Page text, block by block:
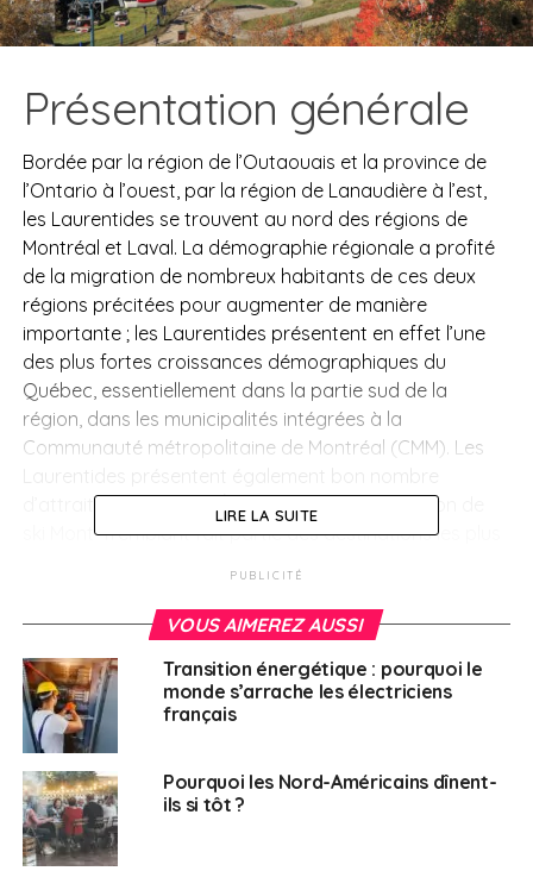
Présentation générale
Bordée par la région de l’Outaouais et la province de
l’Ontario à l’ouest, par la région de Lanaudière à l’est,
les Laurentides se trouvent au nord des régions de
Montréal et Laval. La démographie régionale a profité
de la migration de nombreux habitants de ces deux
régions précitées pour augmenter de manière
importante ; les Laurentides présentent en effet l’une
des plus fortes croissances démographiques du
Québec, essentiellement dans la partie sud de la
région, dans les municipalités intégrées à la
Communauté métropolitaine de Montréal (CMM). Les
d’attraits touristiques. À titre d’exemple, la station de
ski Mont-Tremblant fait partie des destinations les plus
Population des Laurentides (2020) : 631.592 hab.
(7,36% du Québec)
Superficie : 20.546 km
Sources : Institut national de la statistique du Québec.
LIRE LA SUITE
PUBLICITÉ
VOUS AIMEREZ AUSSI
Transition énergétique : pourquoi le
monde s’arrache les électriciens
français
Pourquoi les Nord-Américains dînent-
ils si tôt ?